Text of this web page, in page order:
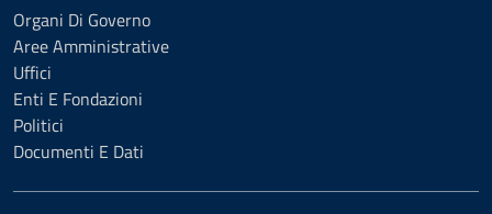
Organi Di Governo
Aree Amministrative
Uffici
Enti E Fondazioni
Politici
Documenti E Dati